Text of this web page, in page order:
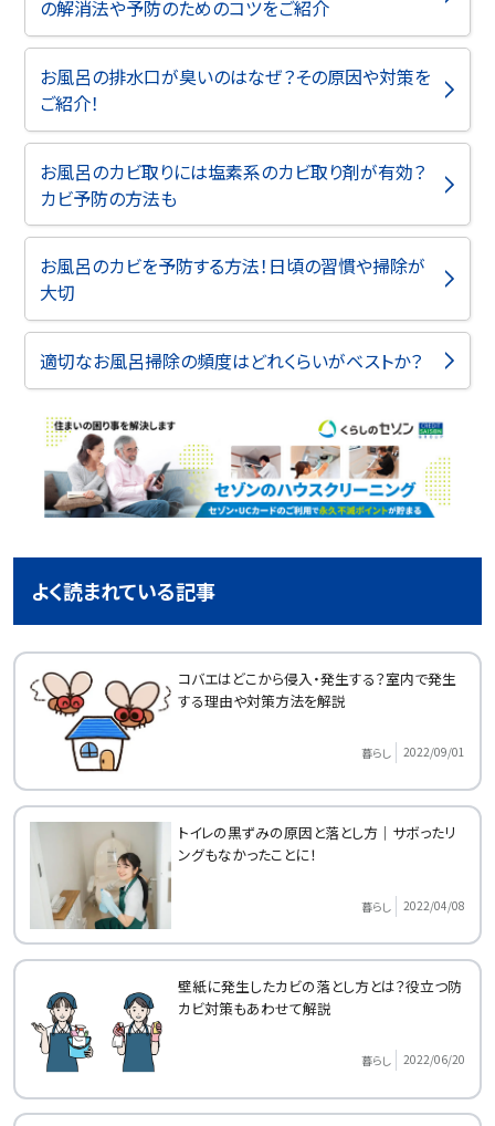
の解消法や予防のためのコツをご紹介
お風呂の排水口が臭いのはなぜ？その原因や対策を
ご紹介！
お風呂のカビ取りには塩素系のカビ取り剤が有効？
カビ予防の方法も
お風呂のカビを予防する方法！日頃の習慣や掃除が
大切
適切なお風呂掃除の頻度はどれくらいがベストか？
よく読まれている記事
コバエはどこから侵入・発生する？室内で発生
する理由や対策方法を解説
暮らし 2022/09/01
トイレの黒ずみの原因と落とし方｜サボったリ
ングもなかったことに！
暮らし 2022/04/08
壁紙に発生したカビの落とし方とは？役立つ防
カビ対策もあわせて解説
暮らし 2022/06/20